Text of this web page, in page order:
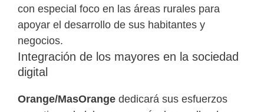
con especial foco en las áreas rurales para
apoyar el desarrollo de sus habitantes y
negocios.
Integración de los mayores en la sociedad
digital
Orange/MasOrange dedicará sus esfuerzos